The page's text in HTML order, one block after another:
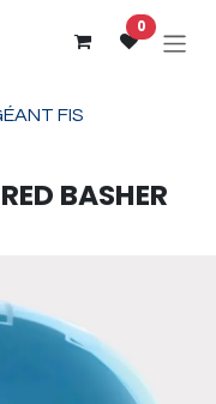
0
FIS
BASHER